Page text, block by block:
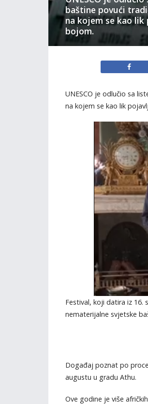
baštine povući
na kojem se kao lik
bojom.
UNESCO je odlučio sa
na kojem se kao lik
Festival, koji datira iz 16.
nematerijalne svjetske
Događaj poznat po
augustu u gradu Athu.
Ove godine je više